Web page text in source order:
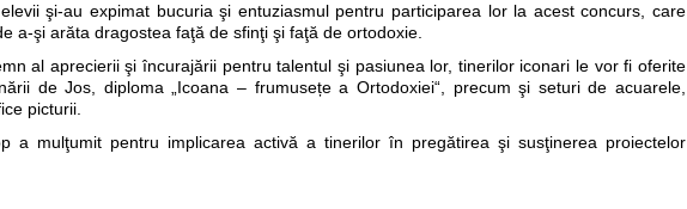
şi-au expimat bucuria şi entuziasmul pentru participarea lor la acest concurs, care
a-şi arăta dragostea faţă de sfinţi şi faţă de ortodoxie.
al aprecierii şi încurajării pentru talentul şi pasiunea lor, tinerilor iconari le vor fi oferite
de Jos, diploma „Icoana – frumusețe a Ortodoxiei“, precum şi seturi de acuarele,
picturii.
a mulţumit pentru implicarea activă a tinerilor în pregătirea şi susţinerea proiectelor